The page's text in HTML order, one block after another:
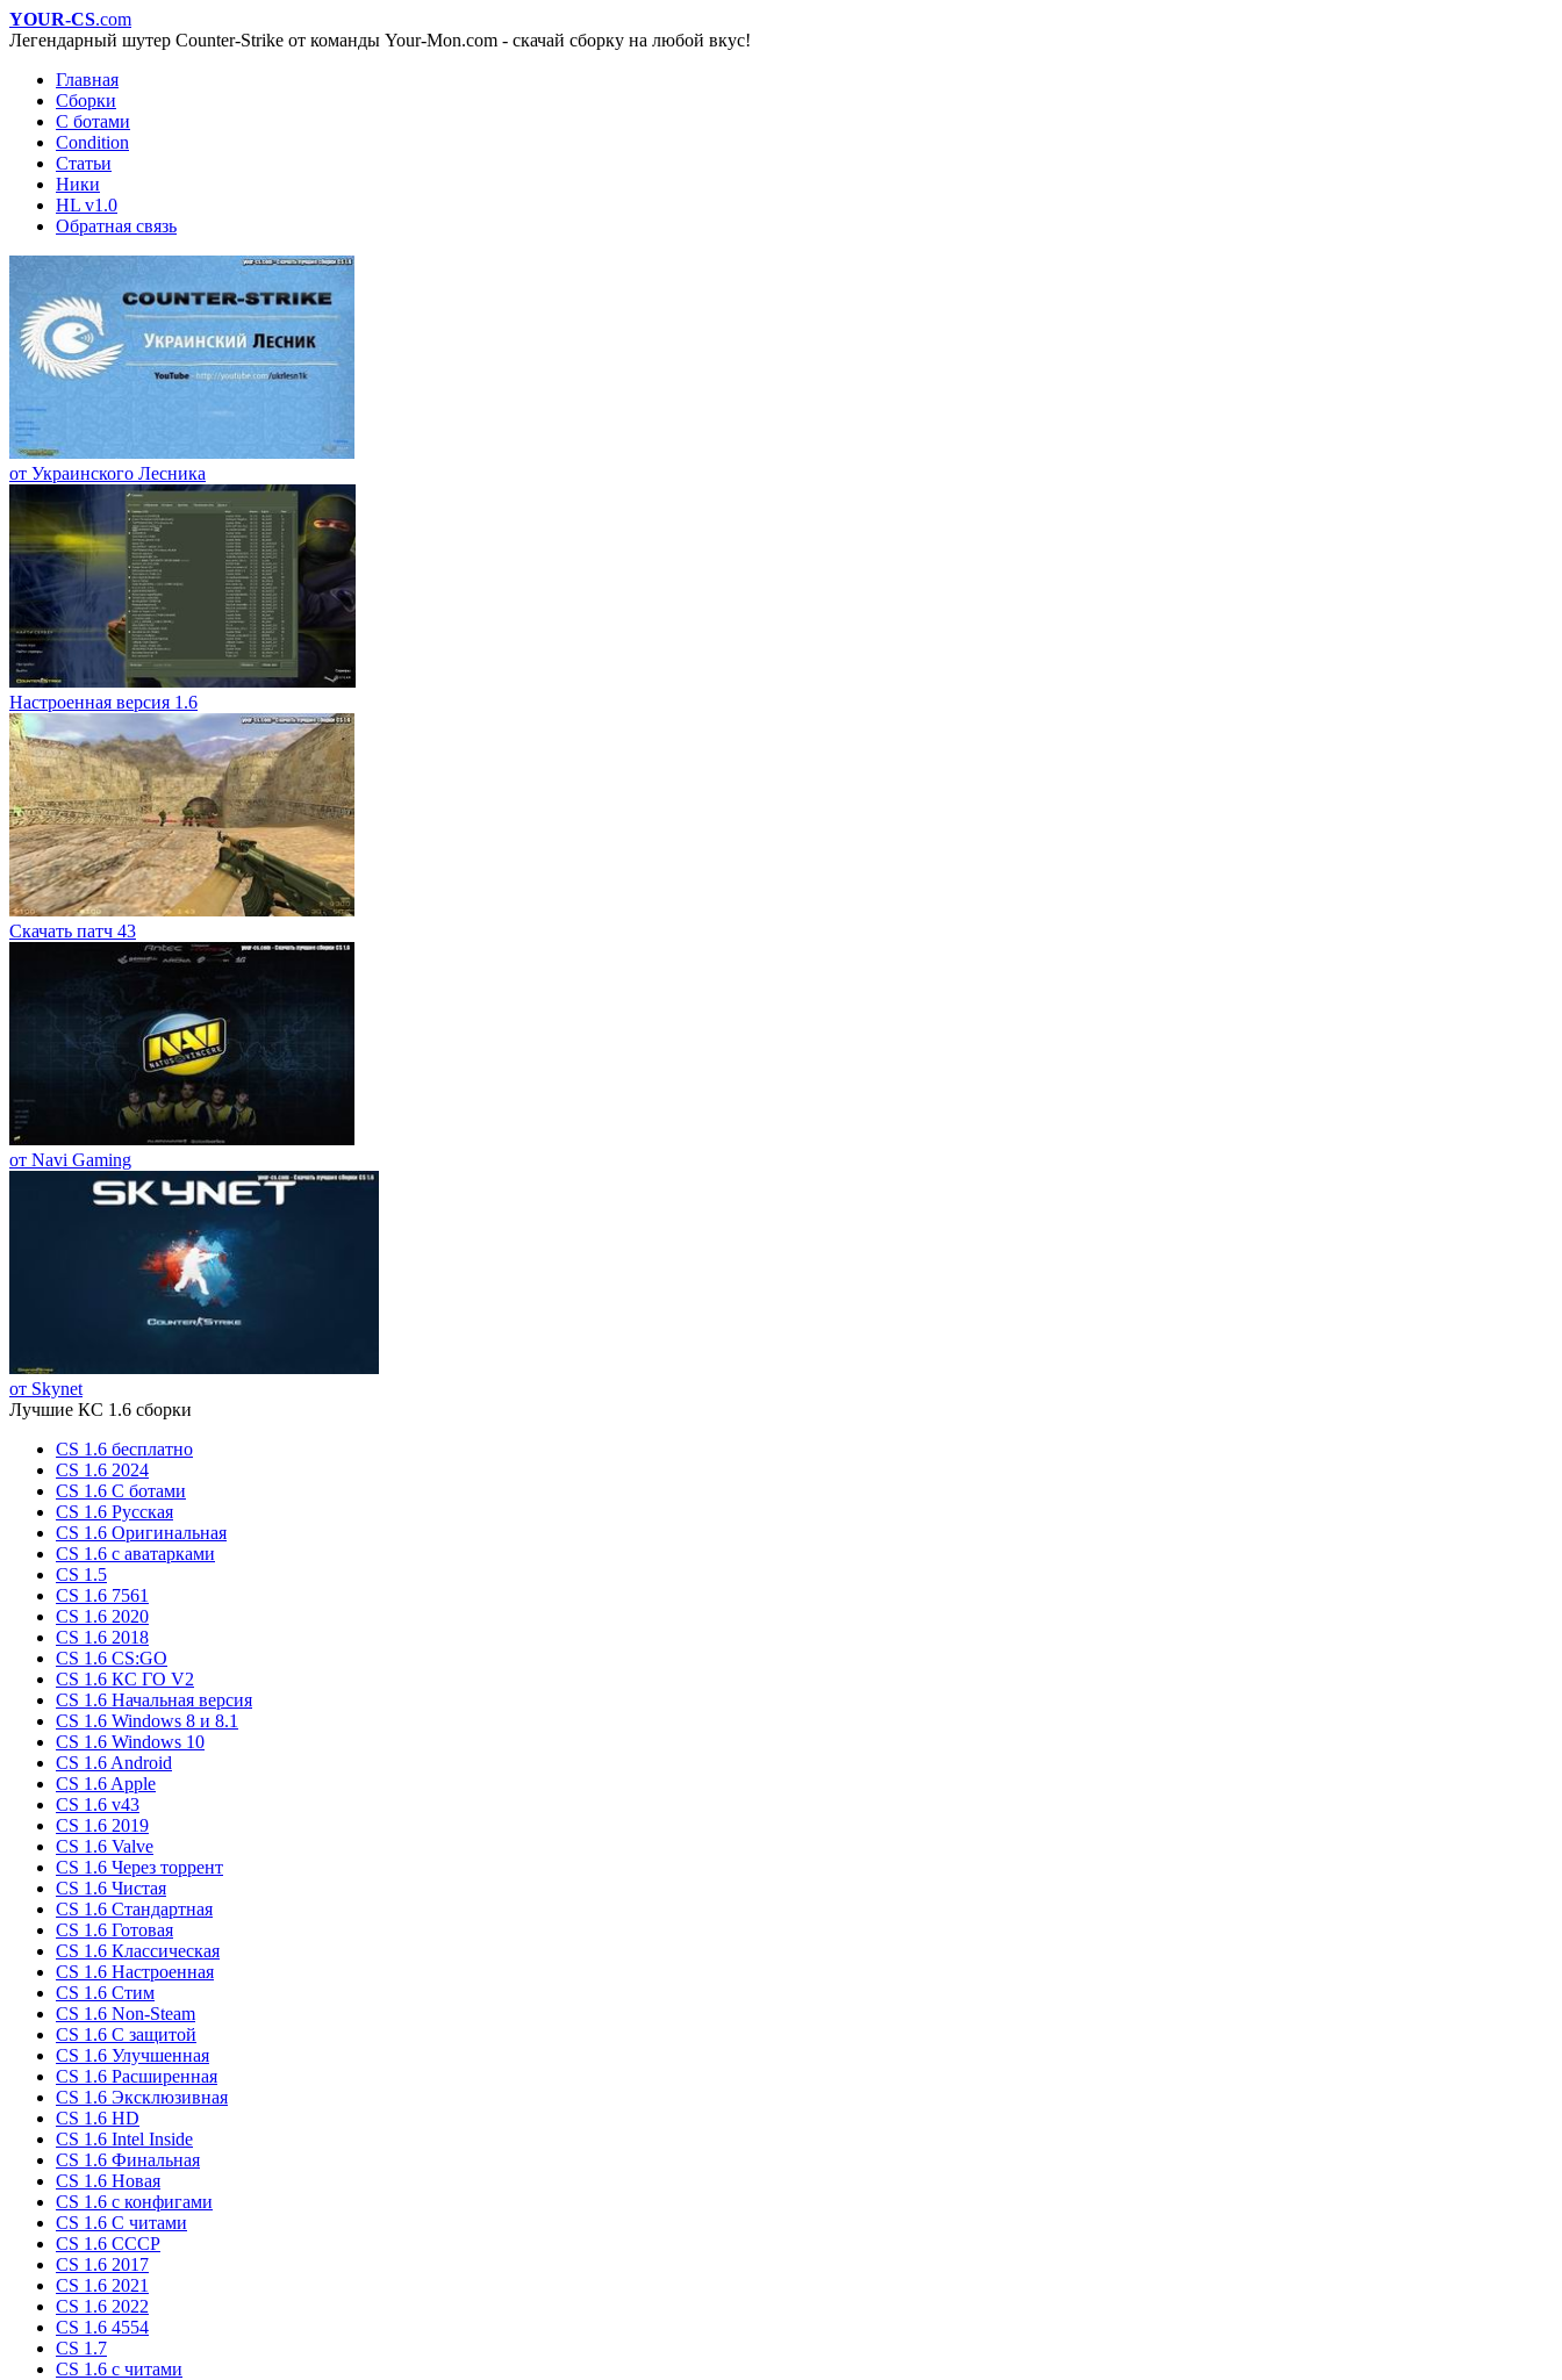
YOUR-CS.com
Легендарный шутер Counter-Strike от команды Your-Mon.com - скачай сборку на любой вкус!
Главная
Сборки
С ботами
Condition
Статьи
Ники
HL v1.0
Обратная связь
от Украинского Лесника
Настроенная версия 1.6
Скачать патч 43
от Navi Gaming
от Skynet
Лучшие КС 1.6 сборки
CS 1.6 бесплатно
CS 1.6 2024
CS 1.6 С ботами
CS 1.6 Русская
CS 1.6 Оригинальная
CS 1.6 c аватарками
CS 1.5
CS 1.6 7561
CS 1.6 2020
CS 1.6 2018
CS 1.6 CS:GO
CS 1.6 КС ГО V2
CS 1.6 Начальная версия
CS 1.6 Windows 8 и 8.1
CS 1.6 Windows 10
CS 1.6 Android
CS 1.6 Apple
CS 1.6 v43
CS 1.6 2019
CS 1.6 Valve
CS 1.6 Через торрент
CS 1.6 Чистая
CS 1.6 Стандартная
CS 1.6 Готовая
CS 1.6 Классическая
CS 1.6 Настроенная
CS 1.6 Стим
CS 1.6 Non-Steam
CS 1.6 C защитой
CS 1.6 Улучшенная
CS 1.6 Расширенная
CS 1.6 Эксклюзивная
CS 1.6 HD
CS 1.6 Intel Inside
CS 1.6 Финальная
CS 1.6 Новая
CS 1.6 с конфигами
CS 1.6 С читами
CS 1.6 CCCP
CS 1.6 2017
CS 1.6 2021
CS 1.6 2022
CS 1.6 4554
CS 1.7
CS 1.6 с читами